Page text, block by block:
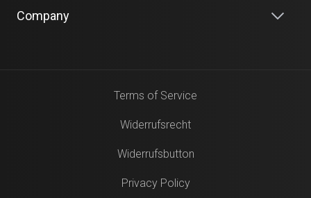
Company
Terms of Service
Widerrufsrecht
Widerrufsbutton
Privacy Policy